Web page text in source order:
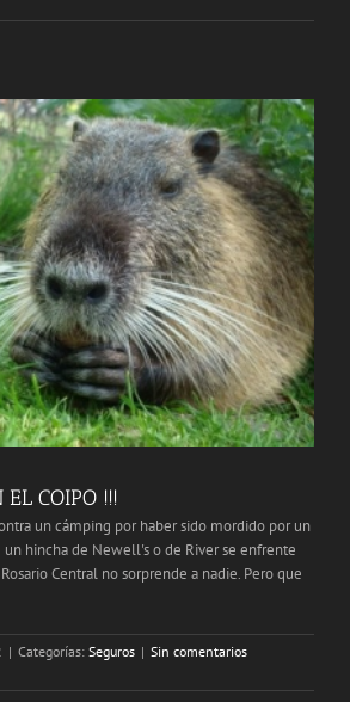
EL COIPO !!!
un cámping por haber sido mordido por un
hincha de Newell's o de River se enfrente
Central no sorprende a nadie. Pero que
| Categorías: Seguros | Sin comentarios